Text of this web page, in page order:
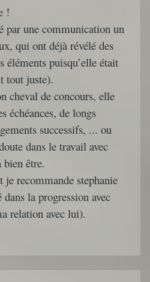
!
par une communication un
qui ont déjà révélé des
éléments puisqu’elle était
tout juste).
cheval de concours, elle
échéances, de longs
successifs, ... ou
dans le travail avec
bien être.
je recommande stephanie
la progression avec
relation avec lui).